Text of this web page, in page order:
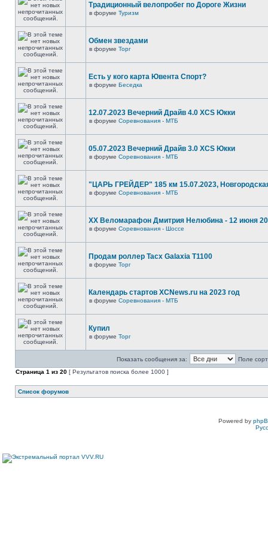
Традиционный велопробег по Дороге Жизни
в форуме Туризм
Обмен звездами
в форуме Торг
Есть у кого карта Ювента Спорт?
в форуме Беседка
12.07.2023 Вечерний Драйв 4.0 XCS Юкки
в форуме Соревнования - МТБ
05.07.2023 Вечерний Драйв 3.0 XCS Юкки
в форуме Соревнования - МТБ
"ЦАРЬ ГРЕЙДЕР" 185 км 15.07.2023,
в форуме Соревнования - МТБ
XX Веломарафон Дмитрия Нелюбина - 12 июня
в форуме Соревнования - Шоссе
Продам роллер Tacx Galaxia T1100
в форуме Торг
Календарь стартов XCNews.ru на 2023 год
в форуме Соревнования - МТБ
Купил
в форуме Торг
Показать сообщения за:
Поле
Страница 1 из 20 [ Результатов поиска более 1000 ]
Список форумов
Powered by